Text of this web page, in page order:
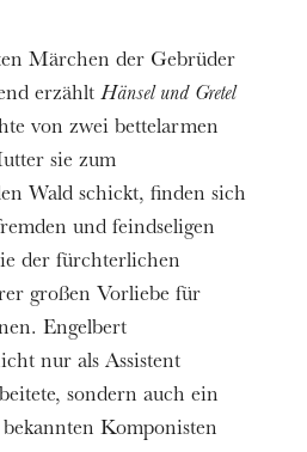
Venne
de Strasbourg -
du Rhin,
de Strasbourg
Taumännchen
Märchen der Gebrüder
erzähltHänsel und Gretel
von zwei bettelarmen
sie zum
Wald schickt, finden sich
und feindseligen
der fürchterlichen
großen Vorliebe für
Engelbert
nur als Assistent
sondern auch ein
Komponisten